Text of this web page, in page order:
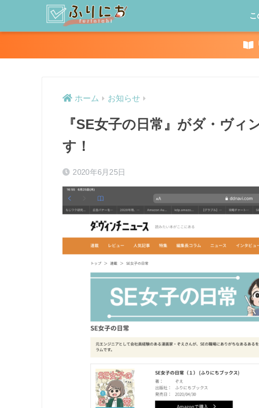
ホーム お知らせ
『SE女子の日常』がダ・ヴィ
す！
2020年6月25日